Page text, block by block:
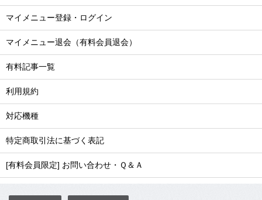
マイメニュー登録・ログイン
マイメニュー退会（有料会員退会）
有料記事一覧
利用規約
対応機種
特定商取引法に基づく表記
[有料会員限定] お問い合わせ・Ｑ＆Ａ